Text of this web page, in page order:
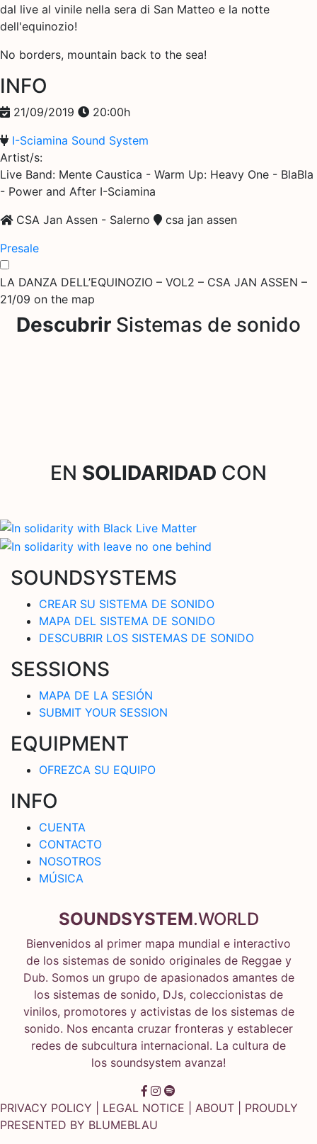
dal live al vinile nella sera di San Matteo e la notte
dell'equinozio!
No borders, mountain back to the sea!
INFO
21/09/2019
20:00h
I-Sciamina Sound System
Artist/s:
Live Band: Mente Caustica - Warm Up: Heavy One - BlaBla
- Power and After I-Sciamina
CSA Jan Assen - Salerno
csa jan assen
Presale
LA DANZA DELL’EQUINOZIO – VOL2 – CSA JAN ASSEN –
21/09 on the map
Descubrir Sistemas de sonido
EN SOLIDARIDAD CON
SOUNDSYSTEMS
CREAR SU SISTEMA DE SONIDO
MAPA DEL SISTEMA DE SONIDO
DESCUBRIR LOS SISTEMAS DE SONIDO
SESSIONS
MAPA DE LA SESIÓN
SUBMIT YOUR SESSION
EQUIPMENT
OFREZCA SU EQUIPO
INFO
CUENTA
CONTACTO
NOSOTROS
MÚSICA
SOUNDSYSTEM.WORLD
Bienvenidos al primer mapa mundial e interactivo
de los sistemas de sonido originales de Reggae y
Dub. Somos un grupo de apasionados amantes de
los sistemas de sonido, DJs, coleccionistas de
vinilos, promotores y activistas de los sistemas de
sonido. Nos encanta cruzar fronteras y establecer
redes de subcultura internacional. La cultura de
los soundsystem avanza!
PRIVACY POLICY LEGAL NOTICE ABOUT | PROUDLY
PRESENTED BY BLUMEBLAU